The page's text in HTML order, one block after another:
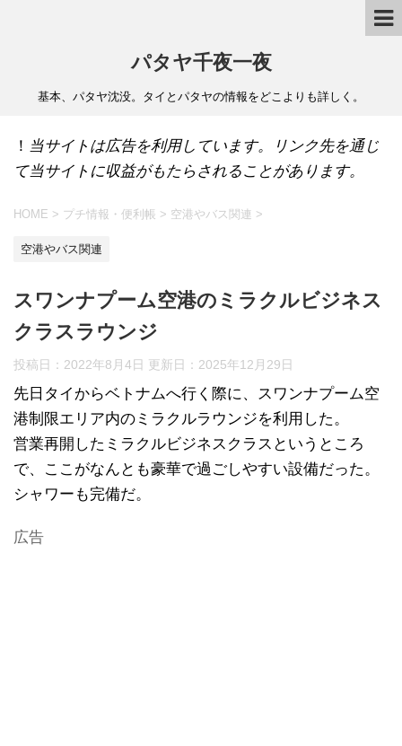
パタヤ千夜一夜
基本、パタヤ沈没。タイとパタヤの情報をどこよりも詳しく。
！ 当サイトは広告を利用しています。リンク先を通じ
て当サイトに収益がもたらされることがあります。
HOME > プチ情報・便利帳 > 空港やバス関連 >
空港やバス関連
スワンナプーム空港のミラクルビジネス
クラスラウンジ
投稿日：2022年8月4日 更新日： 2025年12月29日
先日タイからベトナムへ行く際に、スワンナプーム空
港制限エリア内のミラクルラウンジを利用した。
営業再開したミラクルビジネスクラスというところ
で、ここがなんとも豪華で過ごしやすい設備だった。
シャワーも完備だ。
広告